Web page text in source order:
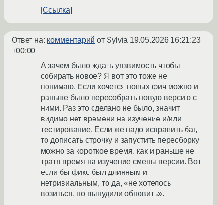
Ссылка
Ответ на: комментарий от Sylvia 19.05.2026 16:21:23
+00:00
А зачем было ждать уязвимость чтобы
собирать новое? Я вот это тоже не
понимаю. Если хочется новых фич можно и
раньше было пересобрать новую версию с
ними. Раз это сделано не было, значит
видимо нет времени на изучение и/или
тестирование. Если же надо исправить баг,
то дописать строчку и запустить пересборку
можно за короткое время, как и раньше не
тратя время на изучение смены версии. Вот
если бы фикс был длинным и
нетривиальным, то да, «не хотелось
возиться, но вынудили обновить».